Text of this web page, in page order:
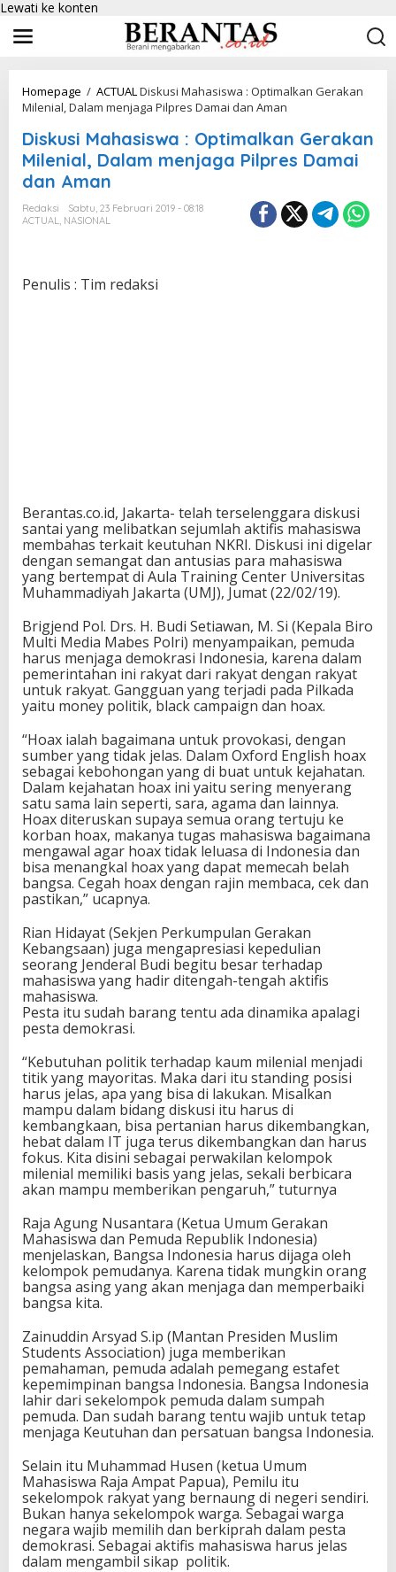
Lewati ke konten
Homepage / ACTUALDiskusi Mahasiswa : Optimalkan Gerakan
Milenial, Dalam menjaga Pilpres Damai dan Aman
Diskusi Mahasiswa : Optimalkan Gerakan
Milenial, Dalam menjaga Pilpres Damai
dan Aman
Redaksi
Sabtu, 23 Februari 2019 - 08:18
ACTUAL, NASIONAL
Penulis : Tim redaksi
Berantas.co.id, Jakarta- telah terselenggara diskusi
santai yang melibatkan sejumlah aktifis mahasiswa
membahas terkait keutuhan NKRI. Diskusi ini digelar
dengan semangat dan antusias para mahasiswa
yang bertempat di Aula Training Center Universitas
Muhammadiyah Jakarta (UMJ), Jumat (22/02/19).
Brigjend Pol. Drs. H. Budi Setiawan, M. Si (Kepala Biro
Multi Media Mabes Polri) menyampaikan, pemuda
harus menjaga demokrasi Indonesia, karena dalam
pemerintahan ini rakyat dari rakyat dengan rakyat
untuk rakyat. Gangguan yang terjadi pada Pilkada
yaitu money politik, black campaign dan hoax.
“Hoax ialah bagaimana untuk provokasi, dengan
sumber yang tidak jelas. Dalam Oxford English hoax
sebagai kebohongan yang di buat untuk kejahatan.
Dalam kejahatan hoax ini yaitu sering menyerang
satu sama lain seperti, sara, agama dan lainnya.
Hoax diteruskan supaya semua orang tertuju ke
korban hoax, makanya tugas mahasiswa bagaimana
mengawal agar hoax tidak leluasa di Indonesia dan
bisa menangkal hoax yang dapat memecah belah
bangsa. Cegah hoax dengan rajin membaca, cek dan
pastikan,” ucapnya.
Rian Hidayat (Sekjen Perkumpulan Gerakan
Kebangsaan) juga mengapresiasi kepedulian
seorang Jenderal Budi begitu besar terhadap
mahasiswa yang hadir ditengah-tengah aktifis
mahasiswa.
Pesta itu sudah barang tentu ada dinamika apalagi
pesta demokrasi.
“Kebutuhan politik terhadap kaum milenial menjadi
titik yang mayoritas. Maka dari itu standing posisi
harus jelas, apa yang bisa di lakukan. Misalkan
mampu dalam bidang diskusi itu harus di
kembangkaan, bisa pertanian harus dikembangkan,
hebat dalam IT juga terus dikembangkan dan harus
fokus. Kita disini sebagai perwakilan kelompok
milenial memiliki basis yang jelas, sekali berbicara
akan mampu memberikan pengaruh,” tuturnya
Raja Agung Nusantara (Ketua Umum Gerakan
Mahasiswa dan Pemuda Republik Indonesia)
menjelaskan, Bangsa Indonesia harus dijaga oleh
kelompok pemudanya. Karena tidak mungkin orang
bangsa asing yang akan menjaga dan memperbaiki
bangsa kita.
Zainuddin Arsyad S.ip (Mantan Presiden Muslim
Students Association) juga memberikan
pemahaman, pemuda adalah pemegang estafet
kepemimpinan bangsa Indonesia. Bangsa Indonesia
lahir dari sekelompok pemuda dalam sumpah
pemuda. Dan sudah barang tentu wajib untuk tetap
menjaga Keutuhan dan persatuan bangsa Indonesia.
Selain itu Muhammad Husen (ketua Umum
Mahasiswa Raja Ampat Papua), Pemilu itu
sekelompok rakyat yang bernaung di negeri sendiri.
Bukan hanya sekelompok warga. Sebagai warga
negara wajib memilih dan berkiprah dalam pesta
demokrasi. Sebagai aktifis mahasiswa harus jelas
dalam mengambil sikap politik.